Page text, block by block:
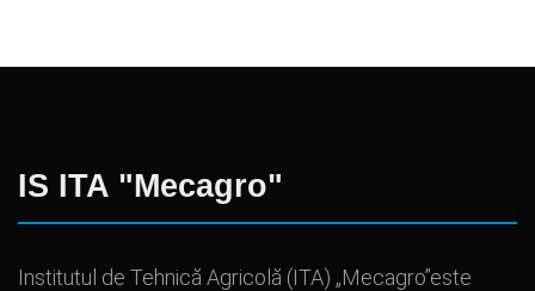
IS ITA "Mecagro"
Institutul de Tehnică Agricolă (ITA) „Mecagro”este